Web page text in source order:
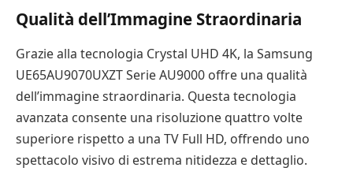
Qualità dell’Immagine Straordinaria
Grazie alla tecnologia Crystal UHD 4K, la Samsung
UE65AU9070UXZT Serie AU9000 offre una qualità
dell’immagine straordinaria. Questa tecnologia
avanzata consente una risoluzione quattro volte
superiore rispetto a una TV Full HD, offrendo uno
spettacolo visivo di estrema nitidezza e dettaglio.